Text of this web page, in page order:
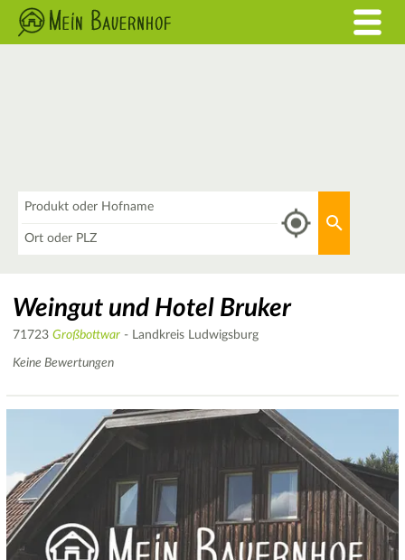
Weingut und Hotel Bruker
71723 Großbottwar - Landkreis Ludwigsburg
Keine Bewertungen